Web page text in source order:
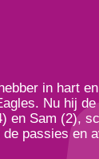
in hart
Nu hij
en Sam (2),
passies en